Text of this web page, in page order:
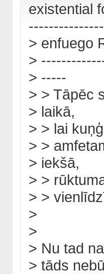
existential
> enfuego
>
> -----
> > Tāpēc
> laikā,
> > lai
> >
> iekšā,
> >
> >
>
>
> Nu tad
> tāds